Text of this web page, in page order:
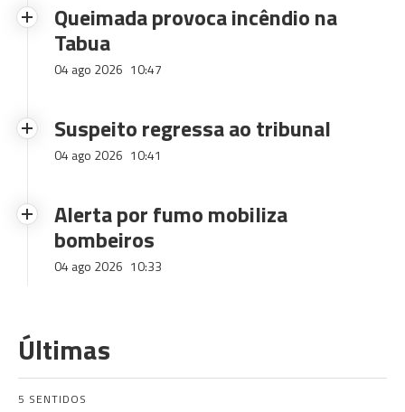
Queimada provoca incêndio na
Tabua
04 ago 2026 10:47
Suspeito regressa ao tribunal
04 ago 2026 10:41
Alerta por fumo mobiliza
bombeiros
04 ago 2026 10:33
Últimas
5 SENTIDOS